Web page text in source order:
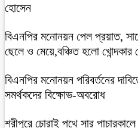
হোসেন
বিএনপির মনোনয়ন পেল প্রয়াত,
ছেলে ও মেয়ে,বঞ্চিত হলো খোন্দকার
বিএনপির মনোনয়ন পরিবর্তনের
সমর্থকদের বিক্ষোভ-অবরোধ
শ্রীপুরে চোরাই পথে সার